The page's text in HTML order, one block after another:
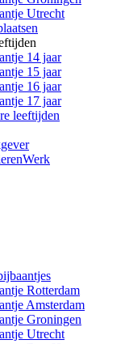
Utrecht
14 jaar
15 jaar
16 jaar
17 jaar
leeftijden
Rotterdam
Amsterdam
Groningen
Utrecht